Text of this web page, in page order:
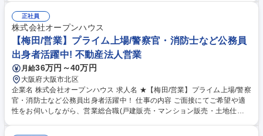
85%以上が年収アップを実現！圧倒的な企業の成長から現在年間400名の
キャリア採用実施中！今チャンスを掴みませんか？■2025年4月から営業
総合職の最低月給が36万円に引き上げられました！固定給が高く、インセ
ンティブ比率も高いです。中途入社者の90%が未経験からスタートです
が、年次を問わず実力に応じた役職や報酬をご用意します。変更の範囲：
当社グループの業務全般 募集職種 ★【西宮/営業】プライム上場/警察官・
消防士など公務員出身者活躍中！
正社員
株式会社オープンハウス
【梅田/営業】プライム上場/警察官・消防士など公務員
出身者活躍中! 不動産法人営業
月給36万円～40万円
大阪府大阪市北区
企業名 株式会社オープンハウス 求人名 ★【梅田/営業】プライム上場/警察
官・消防士など公務員出身者活躍中！ 仕事の内容 ご面接にてご希望や適
性をお伺いしながら、営業総合職(戸建販売・マンション販売・土地仕入